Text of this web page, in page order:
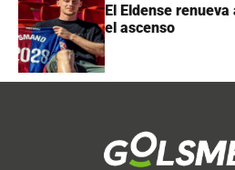
El Eldense
el ascenso